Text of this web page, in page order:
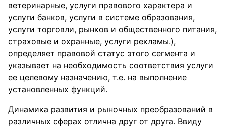
ветеринарные, услуги правового характера и
услуги банков, услуги в системе образования,
услуги торговли, рынков и общественного питания,
страховые и охранные, услуги рекламы.),
определяет правовой статус этого сегмента и
указывает на необходимость соответствия услуги
ее целевому назначению, т.е. на выполнение
установленных функций.
Динамика развития и рыночных преобразований в
различных сферах отлична друг от друга. Ввиду